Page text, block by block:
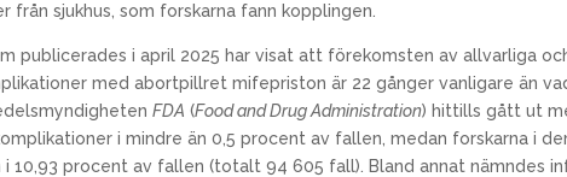
från sjukhus, som forskarna fann kopplingen.
publicerades i april 2025 har visat att förekomsten av allvarliga
med abortpillret mifepriston är 22 gånger vanligare än
FDA (Food and Drug Administration) hittills gått ut
i mindre än 0,5 procent av fallen, medan forskarna i
10,93 procent av fallen (totalt 94 605 fall). Bland annat nämndes